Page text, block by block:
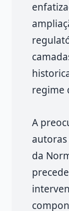
regime
A
da